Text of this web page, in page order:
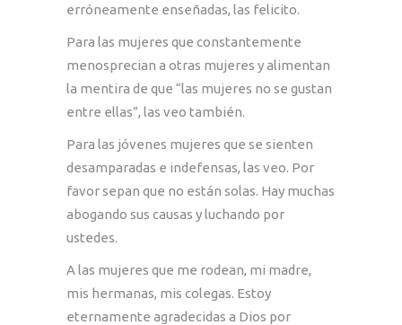
erróneamente enseñadas, las felicito.
Para las mujeres que constantemente
menosprecian a otras mujeres y alimentan
la mentira de que “las mujeres no se gustan
entre ellas”, las veo también.
Para las jóvenes mujeres que se sienten
desamparadas e indefensas, las veo. Por
favor sepan que no están solas. Hay muchas
abogando sus causas y luchando por
ustedes.
A las mujeres que me rodean, mi madre,
mis hermanas, mis colegas. Estoy
eternamente agradecidas a Dios por